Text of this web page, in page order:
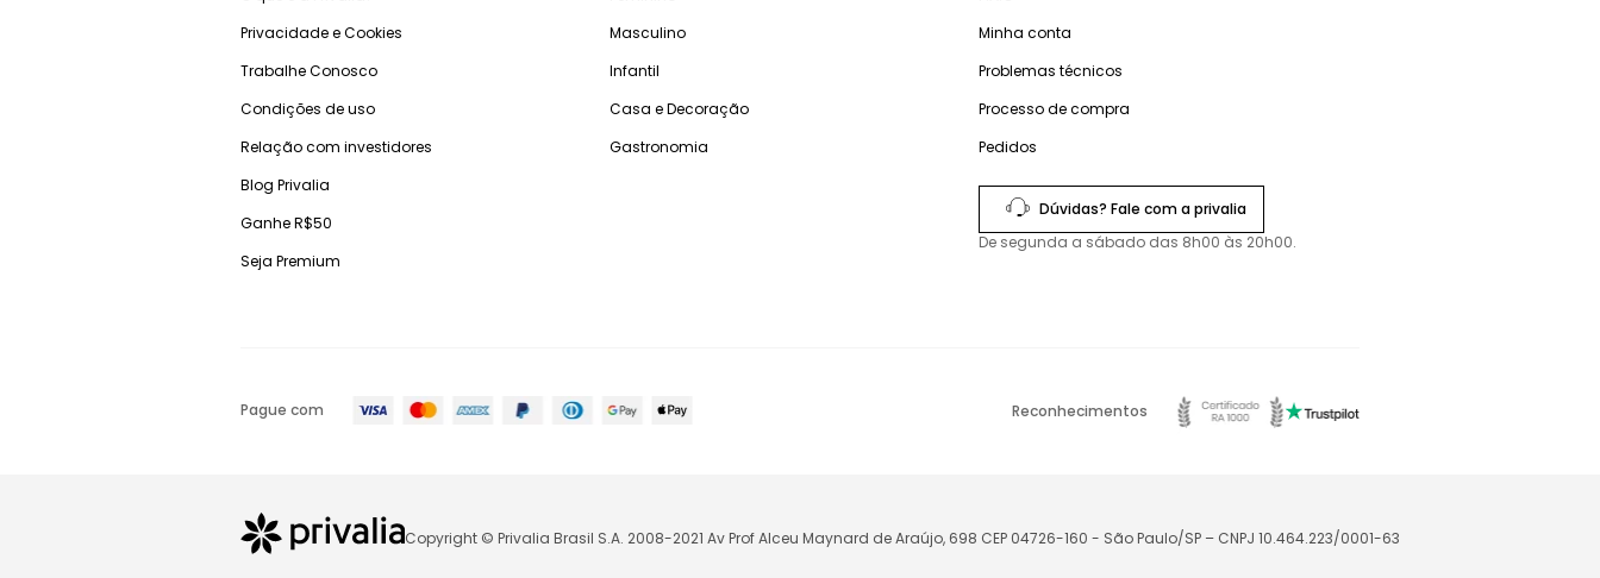
Privacidade e Cookies
Trabalhe Conosco
Condições de uso
Relação com investidores
Blog Privalia
Ganhe R$50
Seja Premium
Masculino
Infantil
Casa e Decoração
Gastronomia
Minha conta
Problemas técnicos
Processo de compra
Pedidos
Dúvidas? Fale com a privalia
De segunda a sábado das 8h00 às 20h00.
Pague com Reconhecimentos
Copyright © Privalia Brasil S.A. 2008-2021 Av Prof Alceu Maynard de Araújo, 698 CEP 04726-160 - São Paulo/SP – CNPJ 10.464.223/0001-63